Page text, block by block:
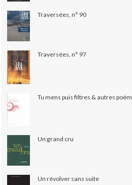
Traversées, n° 90
Traversées, n° 97
Tu mens puis filtres & autres
Un grand cru
Un révolver sans suite